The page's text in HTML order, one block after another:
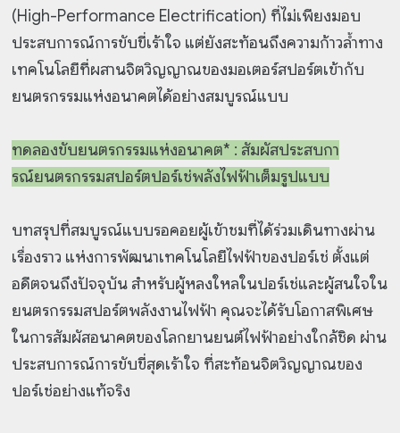
(High-Performance Electrification) ที่ไม่เพียงมอบ
ประสบการณ์การขับขี่เร้าใจ แต่ยังสะท้อนถึงความก้าวล้ำทาง
เทคโนโลยีที่ผสานจิตวิญญาณของมอเตอร์สปอร์ตเข้ากับ
ยนตรกรรมแห่งอนาคตได้อย่างสมบูรณ์แบบ
ทดลองขับยนตรกรรมแห่งอนาคต* : สัมผัสประสบกา
รณ์ยนตรกรรมสปอร์ตปอร์เช่พลังไฟฟ้าเต็มรูปแบบ
บทสรุปที่สมบูรณ์แบบรอคอยผู้เข้าชมที่ได้ร่วมเดินทางผ่าน
เรื่องราว แห่งการพัฒนาเทคโนโลยีไฟฟ้าของปอร์เช่ ตั้งแต่
อดีตจนถึงปัจจุบัน สำหรับผู้หลงใหลในปอร์เช่และผู้สนใจใน
ยนตรกรรมสปอร์ตพลังงานไฟฟ้า คุณจะได้รับโอกาสพิเศษ
ในการสัมผัสอนาคตของโลกยานยนต์ไฟฟ้าอย่างใกล้ชิด ผ่าน
ประสบการณ์การขับขี่สุดเร้าใจ ที่สะท้อนจิตวิญญาณของ
ปอร์เช่อย่างแท้จริง